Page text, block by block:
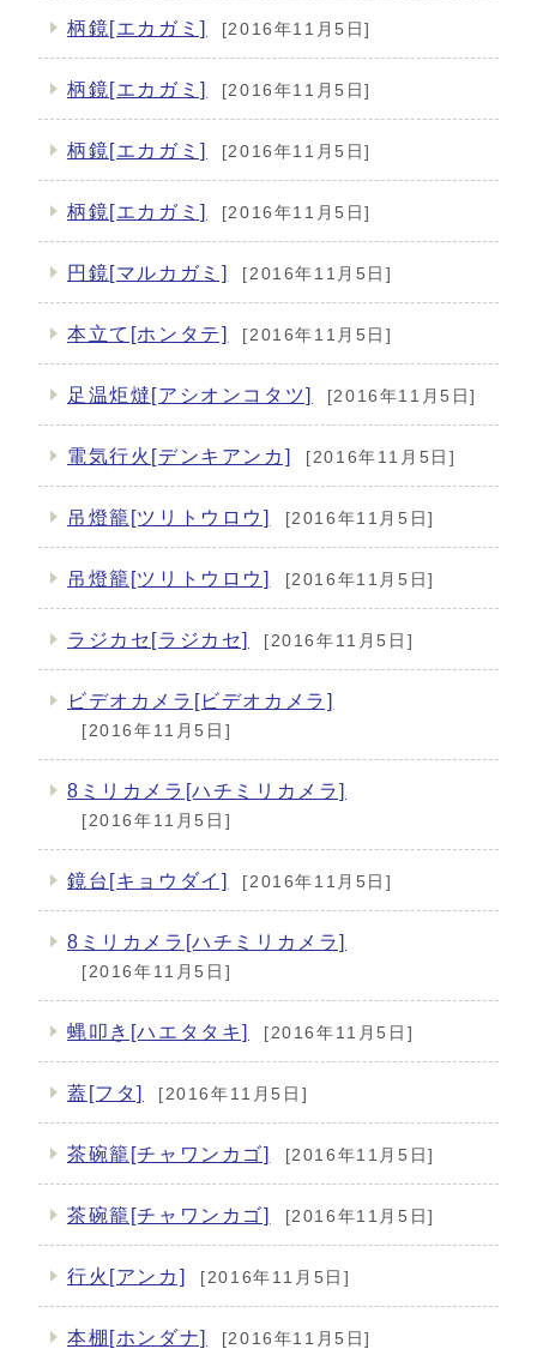
柄鏡[エカガミ] [2016年11月5日]
柄鏡[エカガミ] [2016年11月5日]
柄鏡[エカガミ] [2016年11月5日]
柄鏡[エカガミ] [2016年11月5日]
円鏡[マルカガミ] [2016年11月5日]
本立て[ホンタテ] [2016年11月5日]
足温炬燵[アシオンコタツ] [2016年11月5日]
電気行火[デンキアンカ] [2016年11月5日]
吊燈籠[ツリトウロウ] [2016年11月5日]
吊燈籠[ツリトウロウ] [2016年11月5日]
ラジカセ[ラジカセ] [2016年11月5日]
ビデオカメラ[ビデオカメラ]
[2016年11月5日]
8ミリカメラ[ハチミリカメラ]
[2016年11月5日]
鏡台[キョウダイ] [2016年11月5日]
8ミリカメラ[ハチミリカメラ]
[2016年11月5日]
蝿叩き[ハエタタキ] [2016年11月5日]
蓋[フタ] [2016年11月5日]
茶碗籠[チャワンカゴ] [2016年11月5日]
茶碗籠[チャワンカゴ] [2016年11月5日]
行火[アンカ] [2016年11月5日]
本棚[ホンダナ] [2016年11月5日]